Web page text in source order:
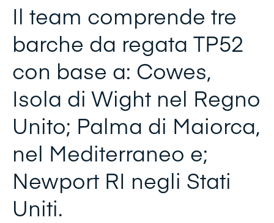
Il team comprende tre
barche da regata TP52
con base a: Cowes,
Isola di Wight nel Regno
Unito; Palma di Maiorca,
nel Mediterraneo e;
Newport RI negli Stati
Uniti.